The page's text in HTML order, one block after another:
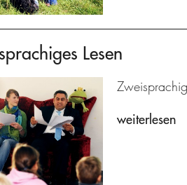
Lesen
weiterlesen